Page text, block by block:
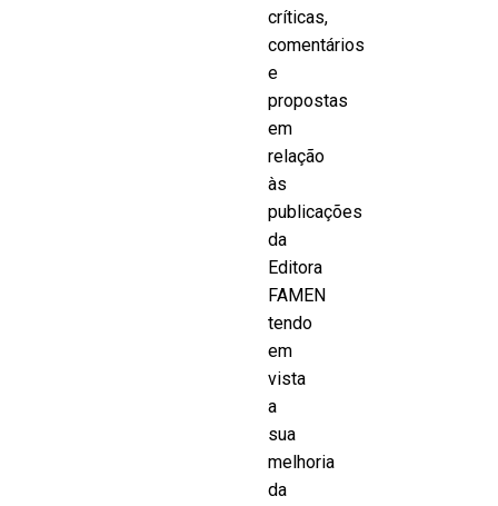
críticas,
comentários
e
propostas
em
relação
às
publicações
da
Editora
FAMEN
tendo
em
vista
a
sua
melhoria
da